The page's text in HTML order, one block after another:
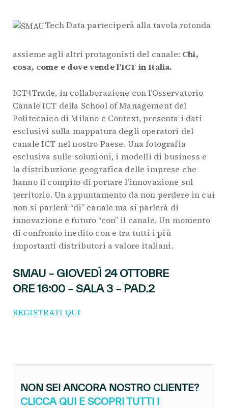
Tech Data parteciperà alla tavola rotonda
assieme agli altri protagonisti del canale: Chi,
cosa, come e dove vende l’ICT in Italia.
ICT4Trade, in collaborazione con l’Osservatorio
Canale ICT della School of Management del
Politecnico di Milano e Context, presenta i dati
esclusivi sulla mappatura degli operatori del
canale ICT nel nostro Paese. Una fotografia
esclusiva sulle soluzioni, i modelli di business e
la distribuzione geografica delle imprese che
hanno il compito di portare l’innovazione sul
territorio. Un appuntamento da non perdere in cui
non si parlerà “di” canale ma si parlerà di
innovazione e futuro “con” il canale. Un momento
di confronto inedito con e tra tutti i più
importanti distributori a valore italiani.
SMAU – GIOVEDÌ 24 OTTOBRE
ORE 16:00 – SALA 3 – PAD.2
REGISTRATI QUI
NON SEI ANCORA NOSTRO CLIENTE?
CLICCA QUI E SCOPRI TUTTI I